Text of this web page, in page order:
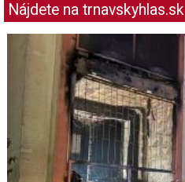
Nájdete na trnavskyhlas.sk